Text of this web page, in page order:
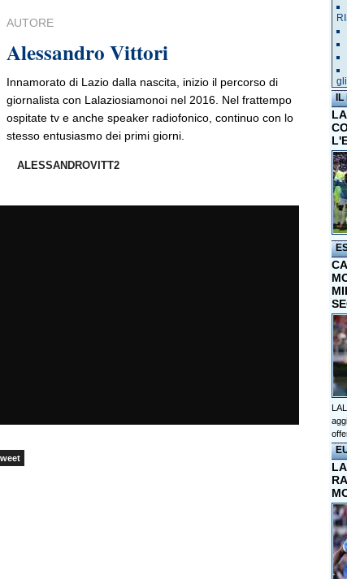
AUTORE
Alessandro Vittori
Innamorato di Lazio dalla nascita, inizio il percorso di
giornalista con Lalaziosiamonoi nel 2016. Nel frattempo
ospitate tv e anche speaker radiofonico, continuo con lo
stesso entusiasmo dei primi giorni.
ALESSANDROVITT2
gli
IL